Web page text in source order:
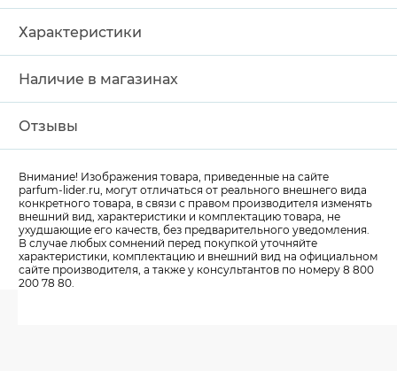
Характеристики
Наличие в магазинах
Отзывы
Внимание! Изображения товара, приведенные на сайте
parfum-lider.ru, могут отличаться от реального внешнего вида
конкретного товара, в связи с правом производителя изменять
внешний вид, характеристики и комплектацию товара, не
ухудшающие его качеств, без предварительного уведомления.
В случае любых сомнений перед покупкой уточняйте
характеристики, комплектацию и внешний вид на официальном
сайте производителя, а также у консультантов по номеру 8 800
200 78 80.